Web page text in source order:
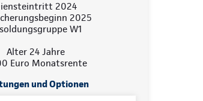
2024
2025
W1
Alter 24 Jahre
Euro Monatsrente
und Optionen